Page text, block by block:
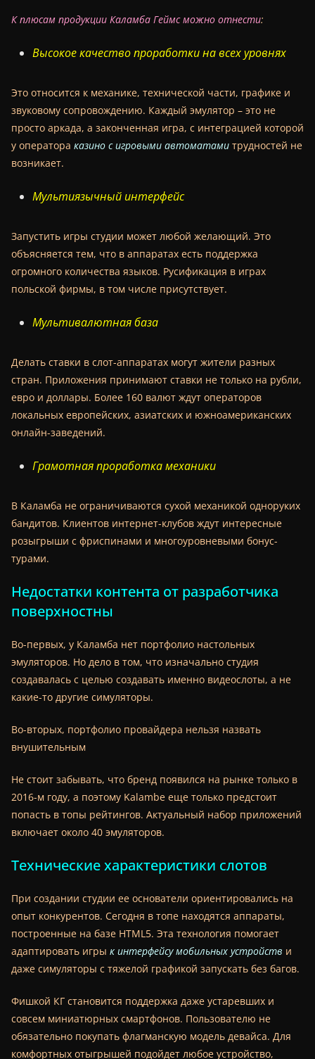
К плюсам продукции Каламба Геймс можно отнести:
Высокое качество проработки на всех уровнях
Это относится к механике, технической части, графике и
звуковому сопровождению. Каждый эмулятор – это не
просто аркада, а законченная игра, с интеграцией которой
у оператора казино с игровыми автоматами трудностей не
возникает.
Мультиязычный интерфейс
Запустить игры студии может любой желающий. Это
объясняется тем, что в аппаратах есть поддержка
огромного количества языков. Русификация в играх
польской фирмы, в том числе присутствует.
Мультивалютная база
Делать ставки в слот-аппаратах могут жители разных
стран. Приложения принимают ставки не только на рубли,
евро и доллары. Более 160 валют ждут операторов
локальных европейских, азиатских и южноамериканских
онлайн-заведений.
Грамотная проработка механики
В Каламба не ограничиваются сухой механикой одноруких
бандитов. Клиентов интернет-клубов ждут интересные
розыгрыши с фриспинами и многоуровневыми бонус-
турами.
Недостатки контента от разработчика
поверхностны
Во-первых, у Каламба нет портфолио настольных
эмуляторов. Но дело в том, что изначально студия
создавалась с целью создавать именно видеослоты, а не
какие-то другие симуляторы.
Во-вторых, портфолио провайдера нельзя назвать
внушительным
Не стоит забывать, что бренд появился на рынке только в
2016-м году, а поэтому Kalambe еще только предстоит
попасть в топы рейтингов. Актуальный набор приложений
включает около 40 эмуляторов.
Технические характеристики слотов
При создании студии ее основатели ориентировались на
опыт конкурентов. Сегодня в топе находятся аппараты,
построенные на базе HTML5. Эта технология помогает
адаптировать игры к интерфейсу мобильных устройств и
даже симуляторы с тяжелой графикой запускать без багов.
Фишкой КГ становится поддержка даже устаревших и
совсем миниатюрных смартфонов. Пользователю не
обязательно покупать флагманскую модель девайса. Для
комфортных отыгрышей подойдет любое устройство,